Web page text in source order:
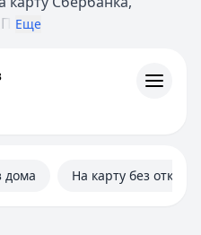
Еще
дома На карту без отказа